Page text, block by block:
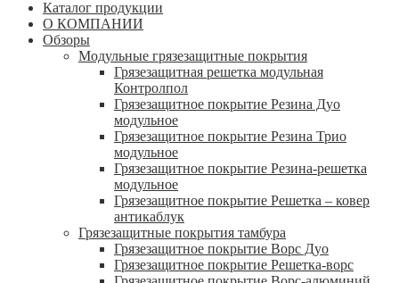
Каталог продукции
О КОМПАНИИ
Обзоры
Модульные грязезащитные покрытия
Грязезащитная решетка модульная
Контролпол
Грязезащитное покрытие Резина Дуо
модульное
Грязезащитное покрытие Резина Трио
модульное
Грязезащитное покрытие Резина-решетка
модульное
Грязезащитное покрытие Решетка – ковер
антикаблук
Грязезащитные покрытия тамбура
Грязезащитное покрытие Ворс Дуо
Грязезащитное покрытие Решетка-ворс